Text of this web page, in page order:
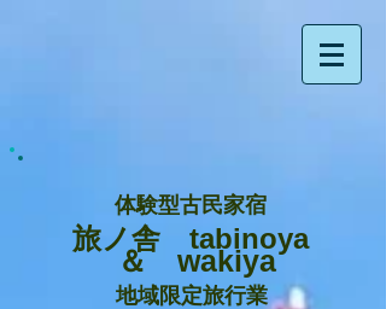
体験型古民家宿
旅ノ舎 tabinoya
＆ wakiya
地域限定旅行業